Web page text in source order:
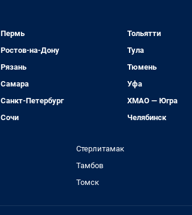
Пермь
Ростов-на-Дону
Рязань
Самара
Санкт-Петербург
Сочи
Тольятти
Тула
Тюмень
Уфа
ХМАО — Югра
Челябинск
Стерлитамак
Тамбов
Томск